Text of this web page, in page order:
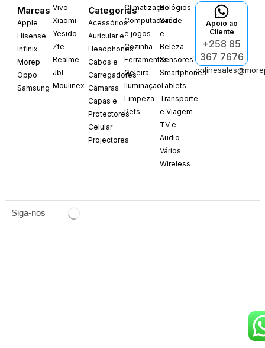
Marcas
Apple
Hisense
Infinix
Morep
Oppo
Samsung
Vivo
Xiaomi
Yesido
Zte
Realme
Jbl
Moulinex
Categorias
Acessórios
Auricular e
Headphones
Cabos e
Carregadores
Câmaras
Capas e
Protectores
Celular
Projectores
Climatização
Computadores
e jogos
Cozinha
Ferramentas
Geleira
Iluminação
Limpeza
Pets
Relógios
Saúde
e
Beleza
Sensores
Smartphones
Tablets
Transporte
e Viagem
TV e
Audio
Vários
Wireless
Apoio ao
Cliente
+258 85
367 7676
Siga-nos